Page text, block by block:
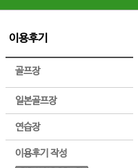
이용후기
골프장
일본골프장
연습장
이용후기 작성